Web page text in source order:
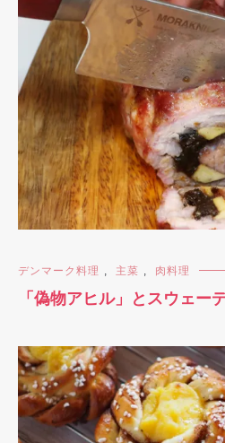
デンマーク料理 主菜 肉料理
「偽物アヒル」とスウェー